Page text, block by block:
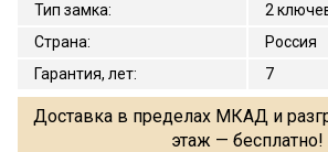
Тип замка:
2
Страна:
Россия
Гарантия, лет: 7
Доставка в пределах МКАД и
этаж — бесплатно!